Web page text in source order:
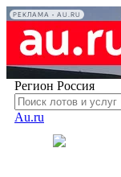
РЕКЛАМА • AU.RU
Регион Россия
Au.ru